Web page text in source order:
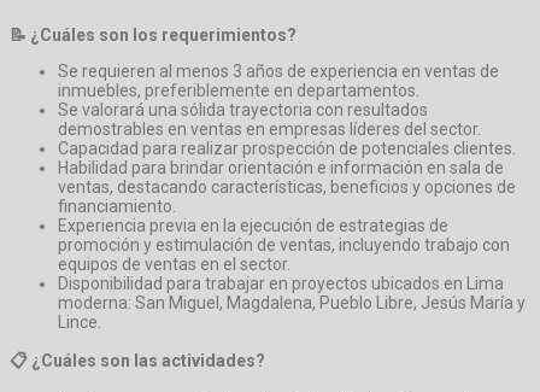
📝 ¿Cuáles son los requerimientos?
Se requieren al menos 3 años de experiencia en ventas de
inmuebles, preferiblemente en departamentos.
Se valorará una sólida trayectoria con resultados
demostrables en ventas en empresas líderes del sector.
Capacidad para realizar prospección de potenciales clientes.
Habilidad para brindar orientación e información en sala de
ventas, destacando características, beneficios y opciones de
financiamiento.
Experiencia previa en la ejecución de estrategias de
promoción y estimulación de ventas, incluyendo trabajo con
equipos de ventas en el sector.
Disponibilidad para trabajar en proyectos ubicados en Lima
moderna: San Miguel, Magdalena, Pueblo Libre, Jesús María y
Lince.
📋 ¿Cuáles son las actividades?